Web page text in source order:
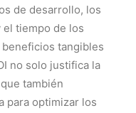
de desarrollo, los
tiempo de los
tangibles
no solo justifica la
también
para optimizar los